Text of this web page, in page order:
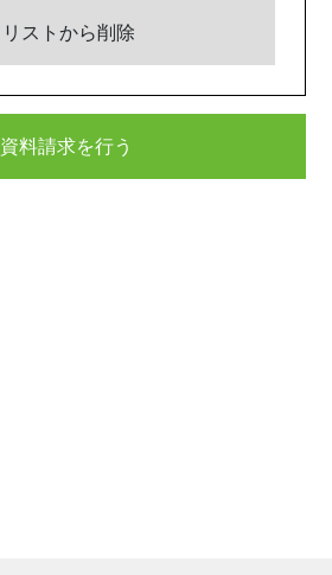
リストから削除
資料請求を行う